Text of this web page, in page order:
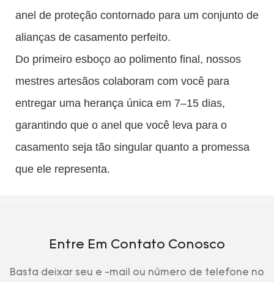
anel de proteção contornado para um conjunto de
alianças de casamento perfeito.
Do primeiro esboço ao polimento final, nossos
mestres artesãos colaboram com você para
entregar uma herança única em 7–15 dias,
garantindo que o anel que você leva para o
casamento seja tão singular quanto a promessa
que ele representa.
Entre Em Contato Conosco
Basta deixar seu e -mail ou número de telefone no